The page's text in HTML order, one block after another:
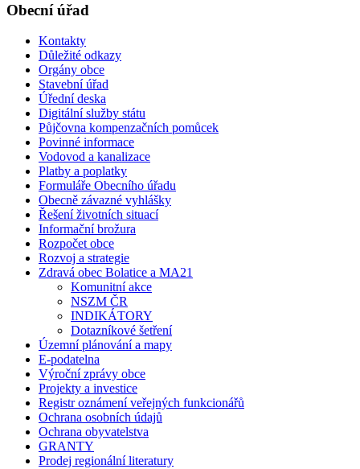
Obecní úřad
Kontakty
Důležité odkazy
Orgány obce
Stavební úřad
Úřední deska
Digitální služby státu
Půjčovna kompenzačních pomůcek
Povinné informace
Vodovod a kanalizace
Platby a poplatky
Formuláře Obecního úřadu
Obecně závazné vyhlášky
Řešení životních situací
Informační brožura
Rozpočet obce
Rozvoj a strategie
Zdravá obec Bolatice a MA21
Komunitní akce
NSZM ČR
INDIKÁTORY
Dotazníkové šetření
Územní plánování a mapy
E-podatelna
Výroční zprávy obce
Projekty a investice
Registr oznámení veřejných funkcionářů
Ochrana osobních údajů
Ochrana obyvatelstva
GRANTY
Prodej regionální literatury